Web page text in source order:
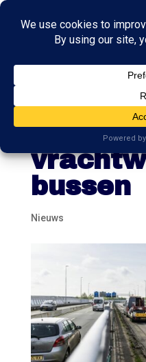
A7
voor
bussen
Nieuws